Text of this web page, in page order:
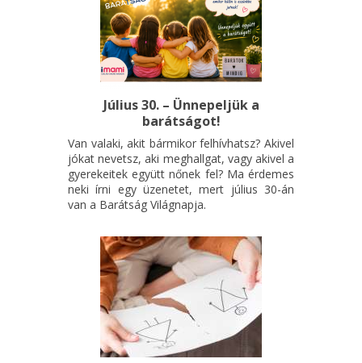
Július 30. – Ünnepeljük a
barátságot!
Van valaki, akit bármikor felhívhatsz? Akivel
jókat nevetsz, aki meghallgat, vagy akivel a
gyerekeitek együtt nőnek fel? Ma érdemes
neki írni egy üzenetet, mert július 30-án
van a Barátság Világnapja.